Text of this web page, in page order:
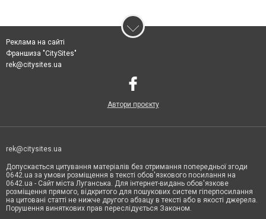
Реклама на сайті
Франшиза "CitySites"
rek@citysites.ua
Автори проєкту
rek@citysites.ua
Допускається цитування матеріалів без отримання попередньої згоди
0642.ua за умови розміщення в тексті обов'язкового посилання на
0642.ua - Сайт міста Луганська. Для інтернет-видань обов'язкове
розміщення прямого, відкритого для пошукових систем гіперпосилання
на цитовані статті не нижче другого абзацу в тексті або в якості джерела.
Порушення виняткових прав переслідується Законом.